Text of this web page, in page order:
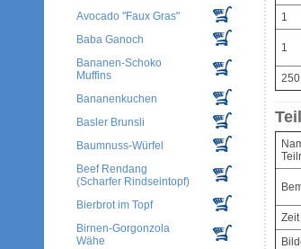
Avocado "Faux Gras"
Baba Ganoch
Bananen-Schoko
Muffins
Bananenkuchen
Basler Brunsli
Baumnuss-Würfel
Beef Rendang
(Scharfer Rindseintopf)
Bierbrot im Topf
Birnen-Gorgonzola
Wähe
1
1
250
Zeit